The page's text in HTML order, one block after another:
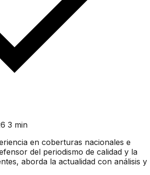
3 min
en coberturas nacionales e
del periodismo de calidad y la
aborda la actualidad con análisis y